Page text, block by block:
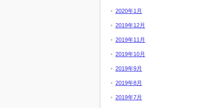
2020年1月
2019年12月
2019年11月
2019年10月
2019年9月
2019年8月
2019年7月